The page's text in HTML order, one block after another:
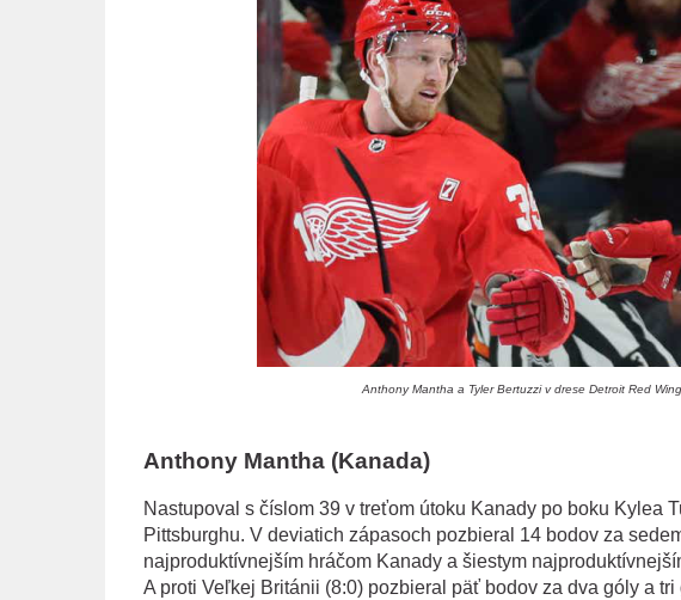
Anthony Mantha a Tyler Bertuzzi v drese Detroit Red
Anthony Mantha (Kanada)
Nastupoval s číslom 39 v treťom útoku Kanady po boku Kylea
Pittsburghu. V deviatich zápasoch pozbieral 14 bodov za
najproduktívnejším hráčom Kanady a šiestym
A proti Veľkej Británii (8:0) pozbieral päť bodov za dva góly a